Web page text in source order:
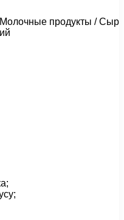
продукты / Сыр